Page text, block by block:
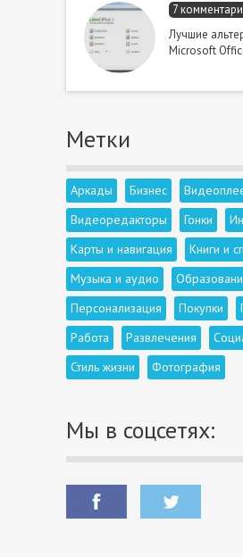
7
Лучшие
Microsoft
Метки
Аркады Бизнес
Видеоредакторы
Гонки
Карты и навигация
Книги и
Музыка и аудио
Персонализация
Покупки
Работа
Развлечения
Стиль жизни
Фотография
Мы в соцсетях: